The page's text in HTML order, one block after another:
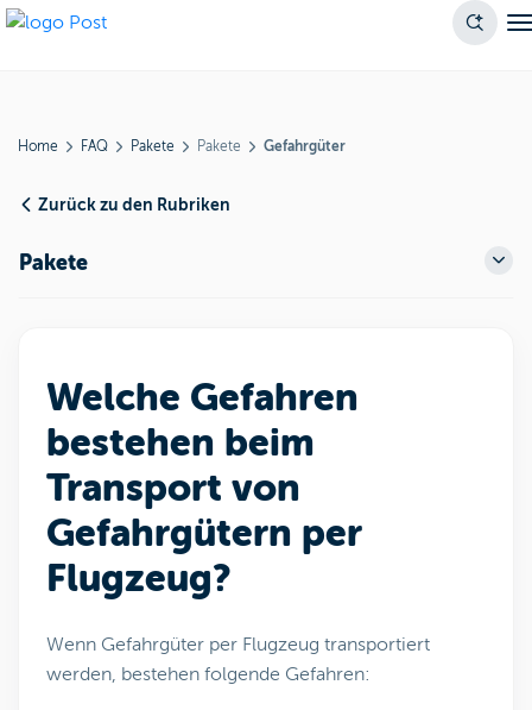
Home FAQ Pakete Pakete Gefahrgüter
Zurück zu den Rubriken
Pakete
Welche Gefahren
bestehen beim
Transport von
Gefahrgütern per
Flugzeug?
Wenn Gefahrgüter per Flugzeug transportiert
werden, bestehen folgende Gefahren: